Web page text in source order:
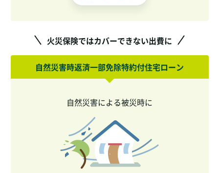
火災保険ではカバーできない出費に
自然災害時返済一部免除特約付住宅ローン
自然災害による被災時に